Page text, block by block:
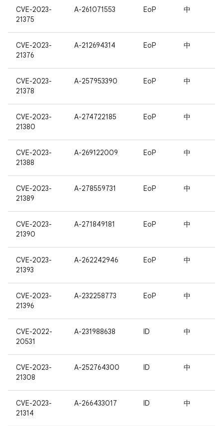
CVE-2023-
21375
A-261071553 EoP 中
CVE-2023-
21376
A-212694314 EoP 中
CVE-2023-
21378
A-257953390 EoP 中
CVE-2023-
21380
A-274722185 EoP 中
CVE-2023-
21388
A-269122009 EoP 中
CVE-2023-
21389
A-278559731 EoP 中
CVE-2023-
21390
A-271849181 EoP 中
CVE-2023-
21393
A-262242946 EoP 中
CVE-2023-
21396
A-232258773 EoP 中
CVE-2022-
20531
A-231988638 ID 中
CVE-2023-
21308
A-252764300 ID 中
CVE-2023-
21314
A-266433017 ID 中